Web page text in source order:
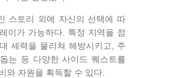
스토리 외에 자신의 선택에 따
이가 가능하다. 특정 지역을 점
세력을 물리쳐 해방시키고, 주
는 등 다양한 사이드 퀘스트를
와 자원을 획득할 수 있다.